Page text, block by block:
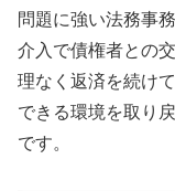
問題に強い法務事
介入で債権者との
理なく返済を続け
できる環境を取り
です。